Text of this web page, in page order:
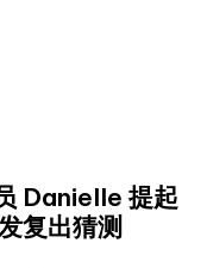
Danielle 提起
复出猜测